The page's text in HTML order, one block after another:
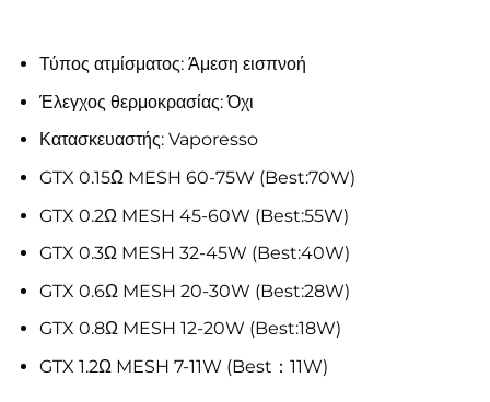
Τύπος ατμίσματος: Άμεση εισπνοή
Έλεγχος θερμοκρασίας: Όχι
Κατασκευαστής: Vaporesso
GTX 0.15Ω MESH 60-75W (Best:70W)
GTX 0.2Ω MESH 45-60W (Best:55W)
GTX 0.3Ω MESH 32-45W (Best:40W)
GTX 0.6Ω MESH 20-30W (Best:28W)
GTX 0.8Ω MESH 12-20W (Best:18W)
GTX 1.2Ω MESH 7-11W (Best：11W)